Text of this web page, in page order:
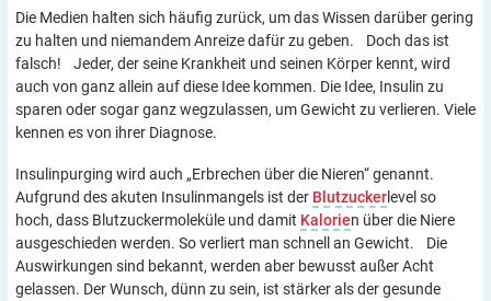
Die Medien halten sich häufig zurück, um das Wissen darüber gering
zu halten und niemandem Anreize dafür zu geben. Doch das ist
falsch! Jeder, der seine Krankheit und seinen Körper kennt, wird
auch von ganz allein auf diese Idee kommen. Die Idee, Insulin zu
sparen oder sogar ganz wegzulassen, um Gewicht zu verlieren. Viele
kennen es von ihrer Diagnose.
Insulinpurging wird auch „Erbrechen über die Nieren“ genannt.
Aufgrund des akuten Insulinmangels ist der Blutzuckerlevel so
hoch, dass Blutzuckermoleküle und damit Kalorien über die Niere
ausgeschieden werden. So verliert man schnell an Gewicht. Die
Auswirkungen sind bekannt, werden aber bewusst außer Acht
gelassen. Der Wunsch, dünn zu sein, ist stärker als der gesunde